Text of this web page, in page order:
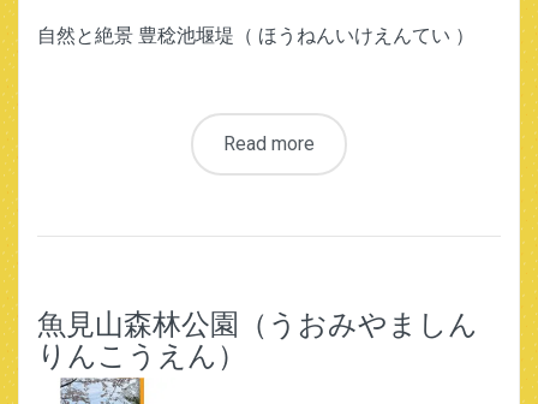
自然と絶景 豊稔池堰堤（ ほうねんいけえんてい ）
Read more
魚見山森林公園（うおみやましん
りんこうえん）